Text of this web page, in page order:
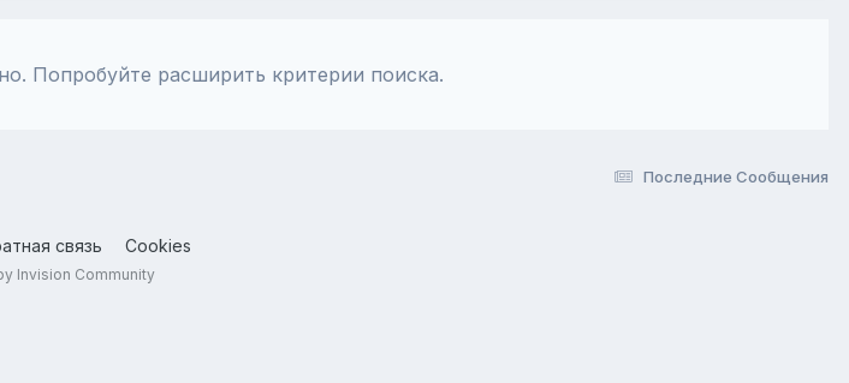
Попробуйте расширить критерии поиска.
Последние Сообщения
связь Cookies
Invision Community